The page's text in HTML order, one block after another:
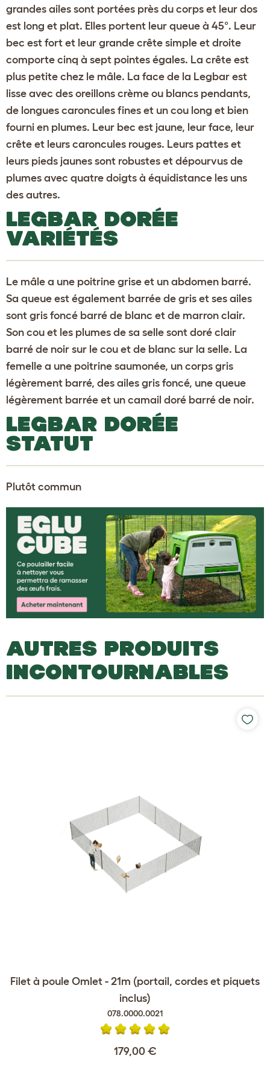
grandes ailes sont portées près du corps et leur dos
est long et plat. Elles portent leur queue à 45°. Leur
bec est fort et leur grande crête simple et droite
comporte cinq à sept pointes égales. La crête est
plus petite chez le mâle. La face de la Legbar est
lisse avec des oreillons crème ou blancs pendants,
de longues caroncules fines et un cou long et bien
fourni en plumes. Leur bec est jaune, leur face, leur
crête et leurs caroncules rouges. Leurs pattes et
leurs pieds jaunes sont robustes et dépourvus de
plumes avec quatre doigts à équidistance les uns
des autres.
LEGBAR DORÉE
VARIÉTÉS
Le mâle a une poitrine grise et un abdomen barré.
Sa queue est également barrée de gris et ses ailes
sont gris foncé barré de blanc et de marron clair.
Son cou et les plumes de sa selle sont doré clair
barré de noir sur le cou et de blanc sur la selle. La
femelle a une poitrine saumonée, un corps gris
légèrement barré, des ailes gris foncé, une queue
légèrement barrée et un camail doré barré de noir.
LEGBAR DORÉE
STATUT
Plutôt commun
AUTRES PRODUITS
INCONTOURNABLES
Filet à poule Omlet - 21m (portail, cordes et piquets
inclus)
078.0000.0021
179,00 €